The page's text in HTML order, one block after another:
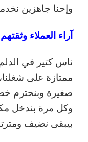
وإحنا جاهزين
آراء العملاء
ناس كتير في
ممتازة على
صغيرة وبنحترم
وكل مرة بندخل
بيبقى نضيف